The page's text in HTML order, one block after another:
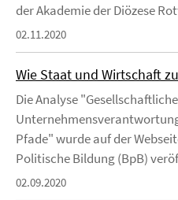
der Akademie der Diözese
02.11.2020
Wie Staat und Wirtschaft
Die Analyse "Gesellschaftliche
Pfade" wurde auf der
Politische Bildung (BpB)
02.09.2020